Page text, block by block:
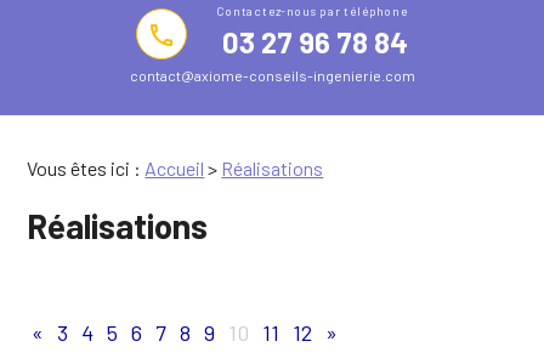
phone 03 27 96 78 84
contact@axiome-conseils-ingenierie.com
Vous êtes ici : Accueil > Réalisations
Réalisations
« 3 4 5 6 7 8 9 10 11 12 »